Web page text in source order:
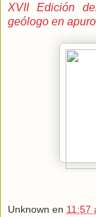
XVII Edición
geólogo en
Unknown en 11:57